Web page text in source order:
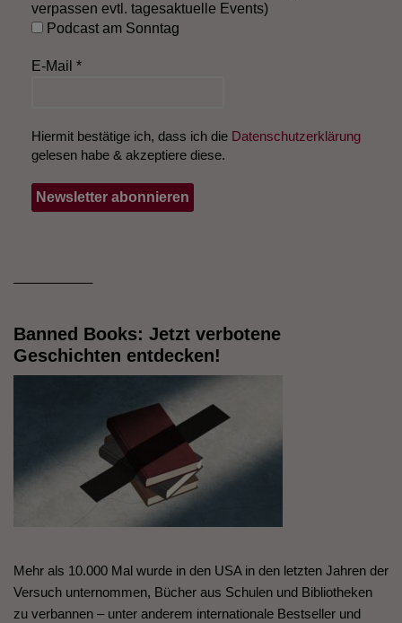
verpassen evtl. tagesaktuelle Events)
Podcast am Sonntag
E-Mail *
Hiermit bestätige ich, dass ich die Datenschutzerklärung
gelesen habe & akzeptiere diese.
Banned Books: Jetzt verbotene
Geschichten entdecken!
Mehr als 10.000 Mal wurde in den USA in den letzten Jahren der
Versuch unternommen, Bücher aus Schulen und Bibliotheken
zu verbannen – unter anderem internationale Bestseller und